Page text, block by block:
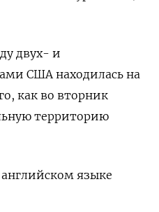
двух- и
США находилась на
как во вторник
территорию
языке